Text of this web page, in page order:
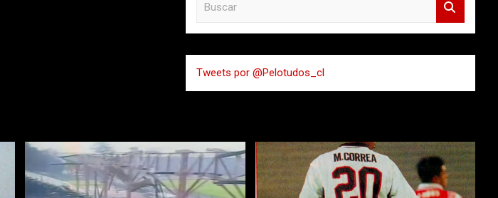
a
r
Tweets por @Pelotudos_cl